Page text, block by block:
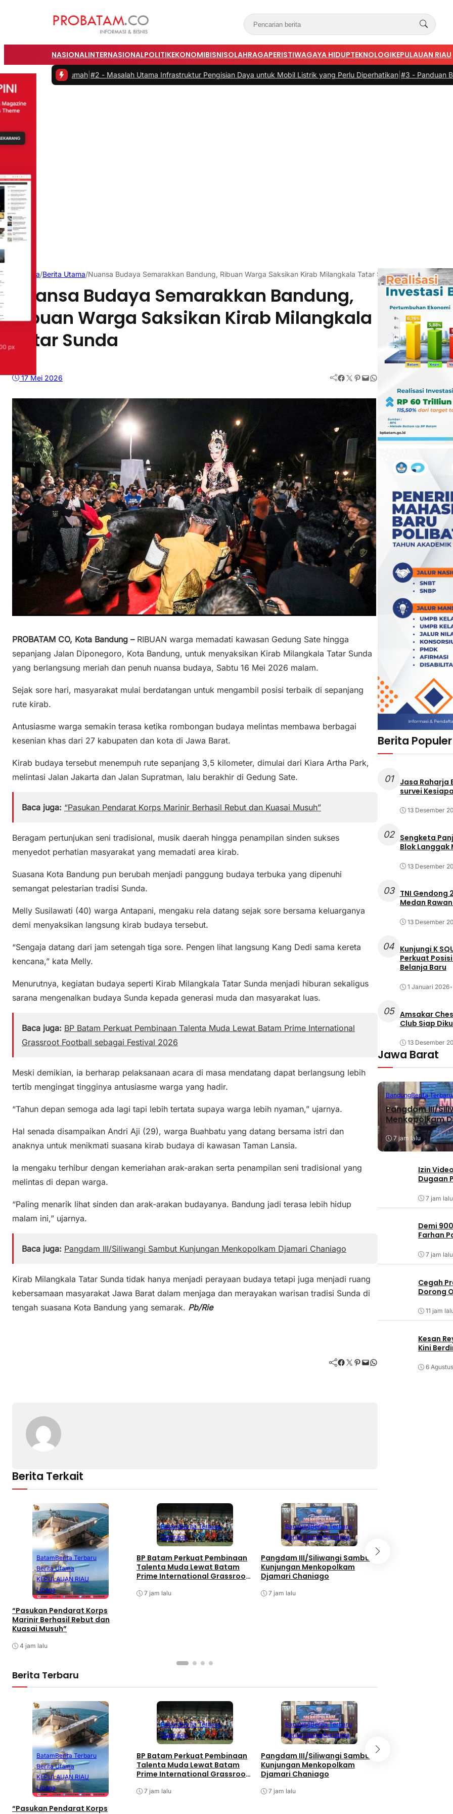
NASIONALINTERNASIONALPOLITIKEKONOMIBISNISOLAHRAGAPERISTIWAGAYA HIDUPTEKNOLOGIKEPULAUAN RIAU
|#2 - Masalah Utama Infrastruktur Pengisian Daya untuk Mobil Listrik yang Perlu Diperhatikan| #3 -Panduan Belanja Online
Beranda/Berita Utama/Nuansa Budaya Semarakkan Bandung, Ribuan Warga Saksikan Kirab Milangkala Tatar Sunda
Nuansa Budaya Semarakkan Bandung,
Ribuan Warga Saksikan Kirab Milangkala
Tatar Sunda
17 Mei 2026 Facebook Twitter Pinterest Mail WhatsApp
PROBATAM CO, Kota Bandung –RIBUAN warga memadati kawasan Gedung Sate hingga
sepanjang Jalan Diponegoro, Kota Bandung, untuk menyaksikan Kirab Milangkala Tatar Sunda
yang berlangsung meriah dan penuh nuansa budaya, Sabtu 16 Mei 2026 malam.
Sejak sore hari, masyarakat mulai berdatangan untuk mengambil posisi terbaik di sepanjang
rute kirab.
Antusiasme warga semakin terasa ketika rombongan budaya melintas membawa berbagai
kesenian khas dari 27 kabupaten dan kota di Jawa Barat.
Kirab budaya tersebut menempuh rute sepanjang 3,5 kilometer, dimulai dari Kiara Artha Park,
melintasi Jalan Jakarta dan Jalan Supratman, lalu berakhir di Gedung Sate.
Baca juga: “Pasukan Pendarat Korps Marinir Berhasil Rebut dan Kuasai Musuh”
Beragam pertunjukan seni tradisional, musik daerah hingga penampilan sinden sukses
menyedot perhatian masyarakat yang memadati area kirab.
Suasana Kota Bandung pun berubah menjadi panggung budaya terbuka yang dipenuhi
semangat pelestarian tradisi Sunda.
Melly Susilawati (40) warga Antapani, mengaku rela datang sejak sore bersama keluarganya
demi menyaksikan langsung kirab budaya tersebut.
“Sengaja datang dari jam setengah tiga sore. Pengen lihat langsung Kang Dedi sama kereta
kencana,” kata Melly.
Menurutnya, kegiatan budaya seperti Kirab Milangkala Tatar Sunda menjadi hiburan sekaligus
sarana mengenalkan budaya Sunda kepada generasi muda dan masyarakat luas.
Baca juga: BP Batam Perkuat Pembinaan Talenta Muda Lewat Batam Prime International
Grassroot Football sebagai Festival 2026
Meski demikian, ia berharap pelaksanaan acara di masa mendatang dapat berlangsung lebih
tertib mengingat tingginya antusiasme warga yang hadir.
“Tahun depan semoga ada lagi tapi lebih tertata supaya warga lebih nyaman,” ujarnya.
Hal senada disampaikan Andri Aji (29), warga Buahbatu yang datang bersama istri dan
anaknya untuk menikmati suasana kirab budaya di kawasan Taman Lansia.
Ia mengaku terhibur dengan kemeriahan arak-arakan serta penampilan seni tradisional yang
melintas di depan warga.
“Paling menarik lihat sinden dan arak-arakan budayanya. Bandung jadi terasa lebih hidup
malam ini,” ujarnya.
Baca juga: Pangdam III/Siliwangi Sambut Kunjungan Menkopolkam Djamari Chaniago
Kirab Milangkala Tatar Sunda tidak hanya menjadi perayaan budaya tetapi juga menjadi ruang
kebersamaan masyarakat Jawa Barat dalam menjaga dan merayakan warisan tradisi Sunda di
tengah suasana Kota Bandung yang semarak. Pb/Rie
Facebook Twitter Pinterest Mail WhatsApp
Berita Terkait
BatamBerita Terbaru
Berita Utama
KEPULAUAN RIAU
Lingga
“Pasukan Pendarat Korps
Marinir Berhasil Rebut dan
Kuasai Musuh”
4 jam lalu
BatamBerita Terbaru
Olahraga
BP Batam Perkuat Pembinaan
Talenta Muda Lewat Batam
Prime International Grassroot
7 jam lalu
BandungBerita Terbaru
Berita UtamaPeristiwa
Pangdam III/Siliwangi Sambut
Kunjungan Menkopolkam
Djamari Chaniago
7 jam lalu
Berita Terbaru
BatamBerita Terbaru
Berita Utama
KEPULAUAN RIAU
Lingga
“Pasukan Pendarat Korps
BatamBerita Terbaru
Olahraga
BP Batam Perkuat Pembinaan
Talenta Muda Lewat Batam
Prime International Grassroot
7 jam lalu
BandungBerita Terbaru
Berita UtamaPeristiwa
Pangdam III/Siliwangi Sambut
Kunjungan Menkopolkam
Djamari Chaniago
7 jam lalu
Berita Populer
01
Jasa Raharja
survei
13 Desember
02
Sengketa
Blok Langgak
13 Desember
03
TNI Gendong
Medan
13 Desember
04 Kunjungi K
Perkuat
Belanja Baru
1 Januari 2026•
05 Amsakar
Club Siap
13 Desember
Jawa Barat
BandungBerita Terbaru
Pangdam III/
Menkopolkam
7 jam lalu
Izin
Dugaan
7 jam lalu
Demi
Farhan
7 jam lalu
Cegah
Dorong
11 jam
Kesan
Kini
6